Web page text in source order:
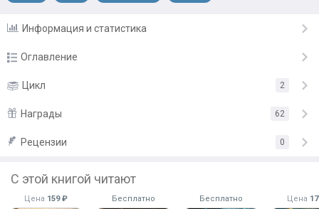
Будет 2 дня на бесплатное дочитывание. Скачивание только
Информация и статистика
Оглавление
Пролог 8.06.20
Глава 1 8.06.20
Глава 2 8.06.20
Глава 4
Цикл 2
Награды 62
«Восхитительная работа!»
Рецензии 0
С этой книгой читают
Цена 159 ₽ Бесплатно Бесплатно Цена